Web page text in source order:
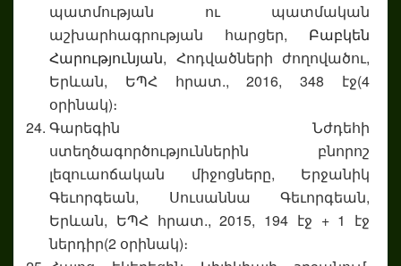
պատմության ու պատմական
աշխարհագրության հարցեր, Բաբկեն
Հարությունյան, Հոդվածների ժողովածու,
Երևան, ԵՊՀ հրատ., 2016, 348 էջ(4
օրինակ)։
Գարեգին Նժդեհի
ստեղծագործություններին բնորոշ
լեզուաոճական միջոցները, Երջանիկ
Գեւորգեան, Սուսաննա Գեւորգեան,
Երևան, ԵՊՀ հրատ., 2015, 194 էջ + 1 էջ
ներդիր(2 օրինակ)։